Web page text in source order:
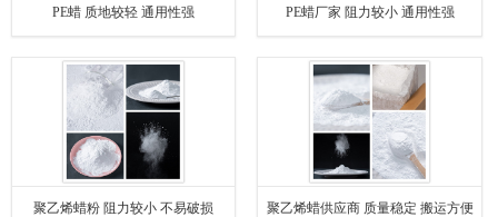
PE蜡 质地较轻 通用性强 PE蜡厂家 阻力较小 通用性强
聚乙烯蜡粉 阻力较小 不易破损 聚乙烯蜡供应商 质量稳定 搬运方便